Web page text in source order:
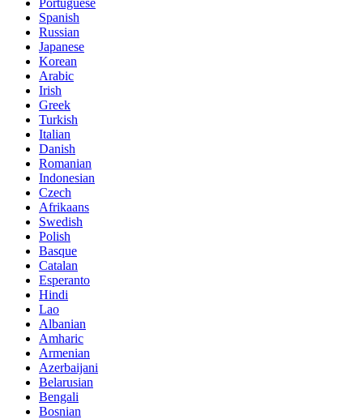
Portuguese
Spanish
Russian
Japanese
Korean
Arabic
Irish
Greek
Turkish
Italian
Danish
Romanian
Indonesian
Czech
Afrikaans
Swedish
Polish
Basque
Catalan
Esperanto
Hindi
Lao
Albanian
Amharic
Armenian
Azerbaijani
Belarusian
Bengali
Bosnian